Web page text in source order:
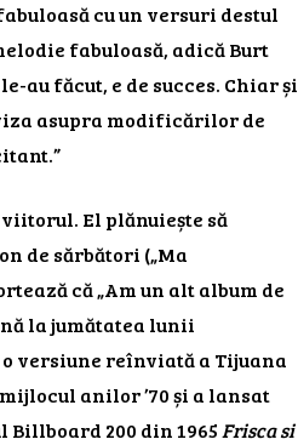
cu un versuri destul
fabuloasă, adică Burt
au făcut, e de succes. Chiar și
asupra modificărilor de
El plănuiește să
de sărbători („Ma
că „Am un alt album de
la jumătatea lunii
versiune reînviată a Tijuana
anilor ’70 și a lansat
Billboard 200 din 1965Frisca si